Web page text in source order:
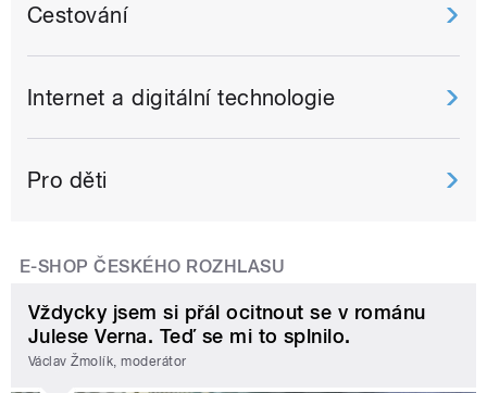
Cestování
Internet a digitální technologie
Pro děti
E-SHOP ČESKÉHO ROZHLASU
Vždycky jsem si přál ocitnout se v románu
Julese Verna. Teď se mi to splnilo.
Václav Žmolík, moderátor